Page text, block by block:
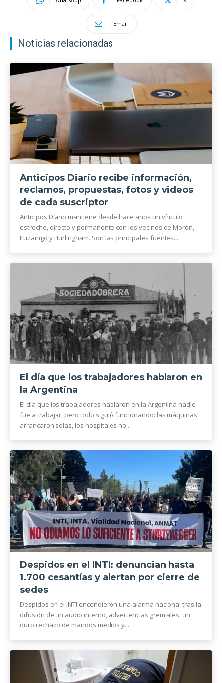
Email
Noticias relacionadas
Anticipos Diario recibe información,
reclamos, propuestas, fotos y videos
de cada suscriptor
Anticipos Diario mantiene desde hace años un vínculo
estrecho, directo y permanente con los vecinos de Morón,
Ituzaingó y Hurlingham. Son las principales fuentes...
El día que los trabajadores hablaron en
la Argentina
El día que los trabajadores hablaron en la Argentina nadie
fue a trabajar, pero todo siguió funcionando: las máquinas
arrancaron solas, los hospitales no...
Despidos en el INTI: denuncian hasta
1.700 cesantías y alertan por cierre de
sedes
Despidos en el INTI encendieron una alarma nacional tras la
difusión de un audio interno, advertencias gremiales, un
duro rechazo de mandos medios y...